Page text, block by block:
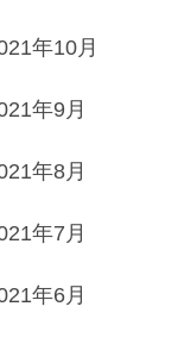
年10月
年9月
年8月
年7月
年6月